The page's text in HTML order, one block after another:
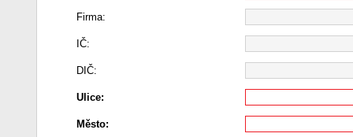
Firma:
IČ:
DIČ:
Ulice:
Město: